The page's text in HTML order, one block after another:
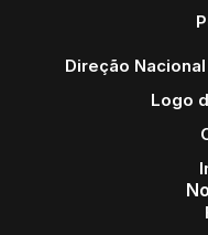
Direção
Logo